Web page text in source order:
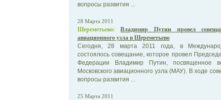
вопросы развития ...
28 Марта 2011
Шереметьево:
Владимир Путин провел
авиационного узла в Шереметьево
Сегодня, 28 марта 2011 года, в
состоялось совещание, которое провел
Федерации Владимир Путин, посвященное
Московского авиационного узла (МАУ). В ходе
вопросы развития ...
25 Марта 2011